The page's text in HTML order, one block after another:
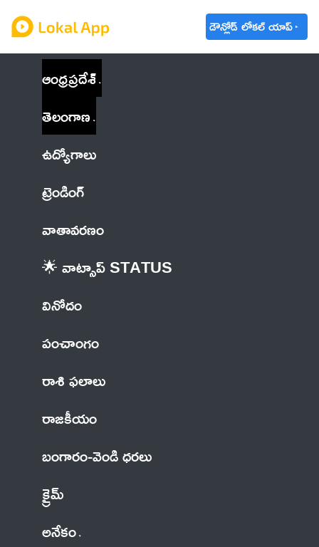
డౌన్లోడ్ లోకల్ యాప్
ఆంధ్రప్రదేశ్
తెలంగాణ
ఉద్యోగాలు
ట్రెండింగ్
వాతావరణం
🌟 వాట్సాప్ STATUS
వినోదం
పంచాంగం
రాశి ఫలాలు
రాజకీయం
బంగారం-వెండి ధరలు
క్రైమ్
అనేకం